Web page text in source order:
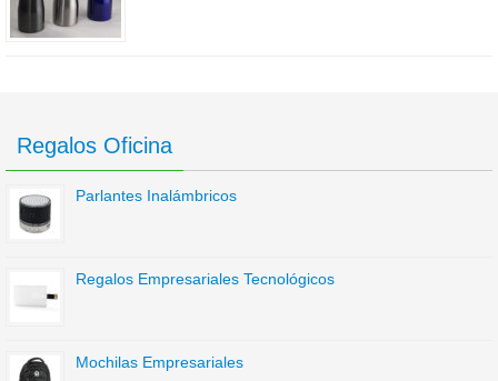
Regalos Oficina
Parlantes Inalámbricos
Regalos Empresariales Tecnológicos
Mochilas Empresariales